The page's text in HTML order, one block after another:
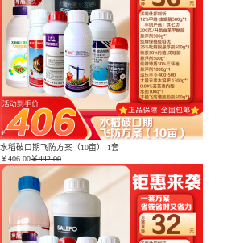
水稻破口期飞防方案（10亩） 1套
￥406.00￥442.00